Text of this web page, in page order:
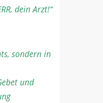
dein Arzt!“
sondern in
und